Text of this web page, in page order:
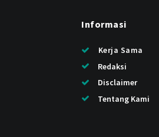
Informasi
Kerja Sama
Redaksi
Disclaimer
Tentang Kami